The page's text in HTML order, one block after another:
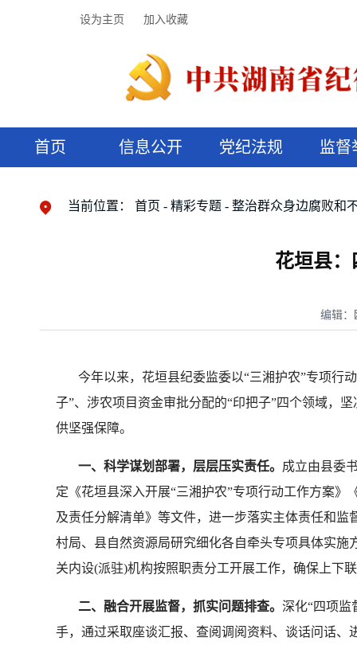
设为主页 加入收藏
首页 信息公开 党纪法规 监督
当前位置： 首页 精彩专题 整治群众身边腐败和
花垣县：
编辑：
今年以来，花垣县纪委监委以“三湘护农”专项行动
子”、涉农项目资金审批分配的“印把子”四个领域，
供坚强保障。
一、科学谋划部署，层层压实责任。 成立由县委
定《花垣县深入开展“三湘护农”专项行动工作方案
及责任分解清单》等文件，进一步落实主体责任和
村局、县自然资源局研究细化各自牵头专项具体实
关内设(派驻)机构按照职责分工开展工作，确保上下
二、融合开展监督，抓实问题排查。 深化“四项监
手，通过采取座谈汇报、查阅调阅资料、谈话问话、